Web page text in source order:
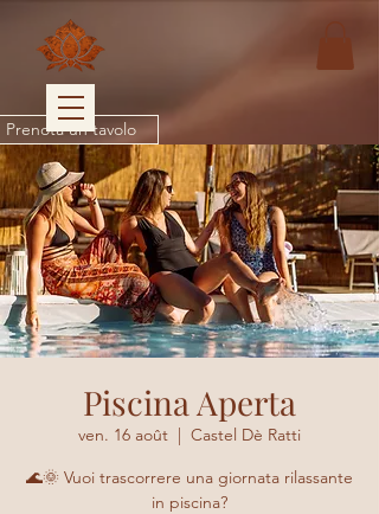
Piscina Aperta
ven. 16 août
  |
Castel Dè Ratti
🌊🌞 Vuoi trascorrere una giornata rilassante
in piscina?
Prenota un tavolo